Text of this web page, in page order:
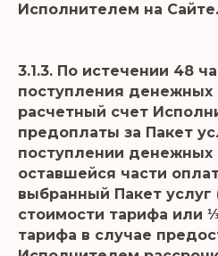
Исполнителем на Сайте.
3.1.3. По истечении 48
поступления денежных
расчетный счет
предоплаты за Пакет
поступлении денежных
оставшейся части
выбранный Пакет услуг
стоимости тарифа или
тарифа в случае